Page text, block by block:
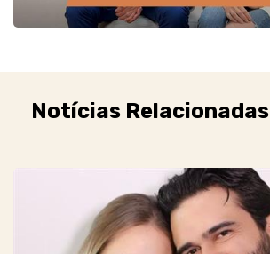
Notícias Relacionadas